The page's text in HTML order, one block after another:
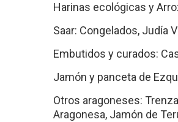
Harinas ecológicas y
Saar: Congelados, Judía
Embutidos y curados:
Jamón y panceta de
Otros aragoneses:
Aragonesa, Jamón de